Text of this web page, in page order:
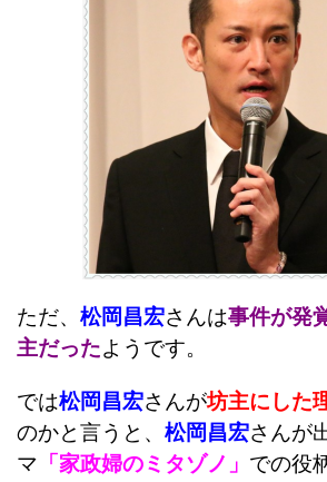
ただ、 松岡昌宏さんは事件が発
主だったようです。
では松岡昌宏さんが坊主にした
のかと言うと、 松岡昌宏さんが
マ 「家政婦のミタゾノ」 での役